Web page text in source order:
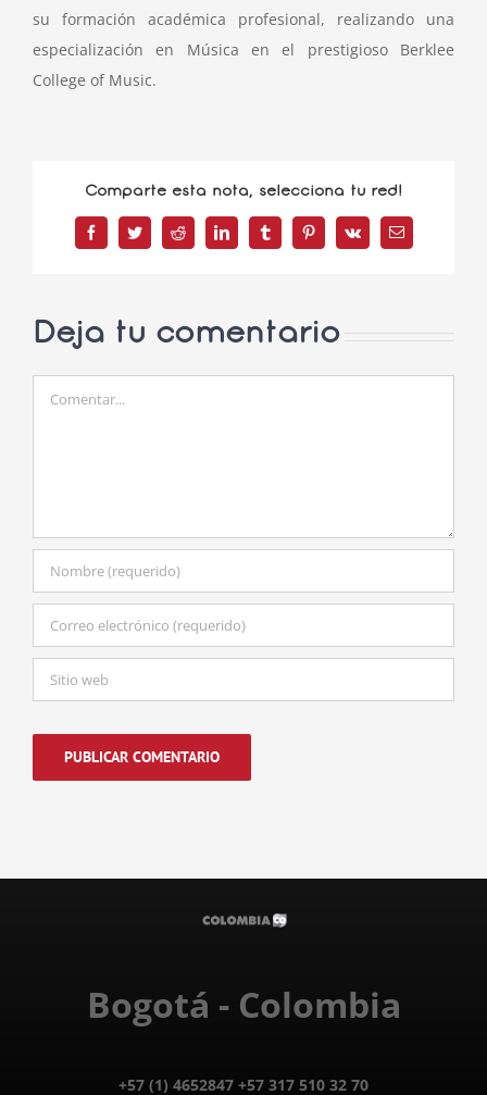
su formación académica profesional, realizando una
especialización en Música en el prestigioso Berklee
College of Music.
Comparte esta nota, selecciona tu red!
FacebookTwitterReddit LinkedInTumblrPinterest
Vk
Correo
electrónico
Deja tu comentario
Bogotá - Colombia
+57 (1) 4652847 +57 317 510 32 70